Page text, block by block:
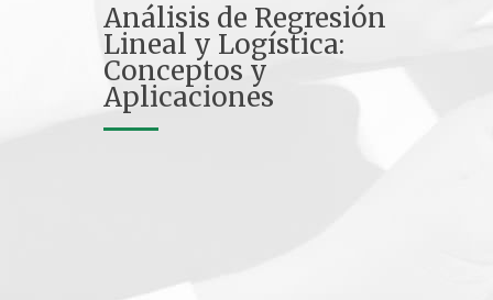
Análisis de Regresión
Lineal y Logística:
Conceptos y
Aplicaciones